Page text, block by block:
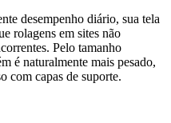
desempenho diário, sua tela
rolagens em sites não
Pelo tamanho
é naturalmente mais pesado,
com capas de suporte.